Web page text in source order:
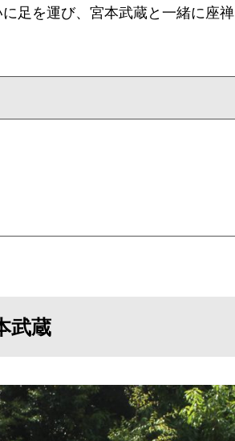
足を運び、宮本武蔵と一緒に座禅
武蔵